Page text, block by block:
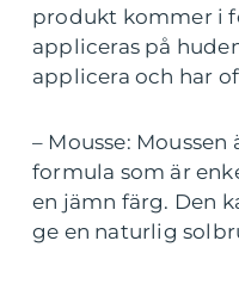
produkt kommer i
appliceras på
applicera och har
– Mousse:
formula som är
en jämn färg. Den
ge en naturlig